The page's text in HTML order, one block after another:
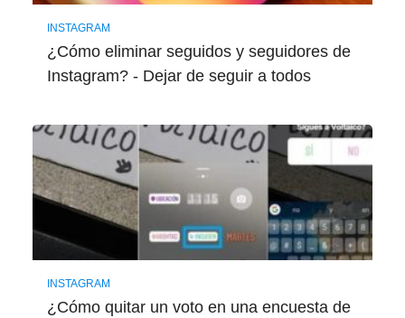
INSTAGRAM
¿Cómo eliminar seguidos y seguidores de
Instagram? - Dejar de seguir a todos
INSTAGRAM
¿Cómo quitar un voto en una encuesta de